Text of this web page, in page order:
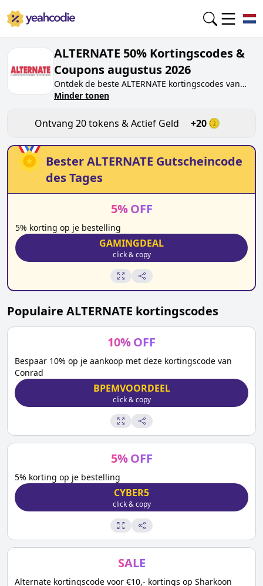
ALTERNATE 50% Kortingscodes &
Coupons augustus 2026
Ontdek de beste ALTERNATE kortingscodes van
vandaag vooraugustus 2026
alternate.nldoor de code te testen. Ontvang
beloningen wanneer jeALTERNATE
kortingscodes
indient en andere kopers helpt besparen.
Minder tonen
Ontvang 20 tokens & Actief Geld +20
BesterALTERNATE Gutscheincode
des Tages
5% OFF
5% korting op je bestelling
GAMINGDEAL
click & copy
Populaire ALTERNATE kortingscodes
10%OFF
Bespaar 10% op je aankoop met deze kortingscode van
Conrad
BPEMVOORDEEL
click & copy
5% OFF
5% korting op je bestelling
CYBER5
click & copy
SALE
Alternate kortingscode voor €10,- kortings op Sharkoon